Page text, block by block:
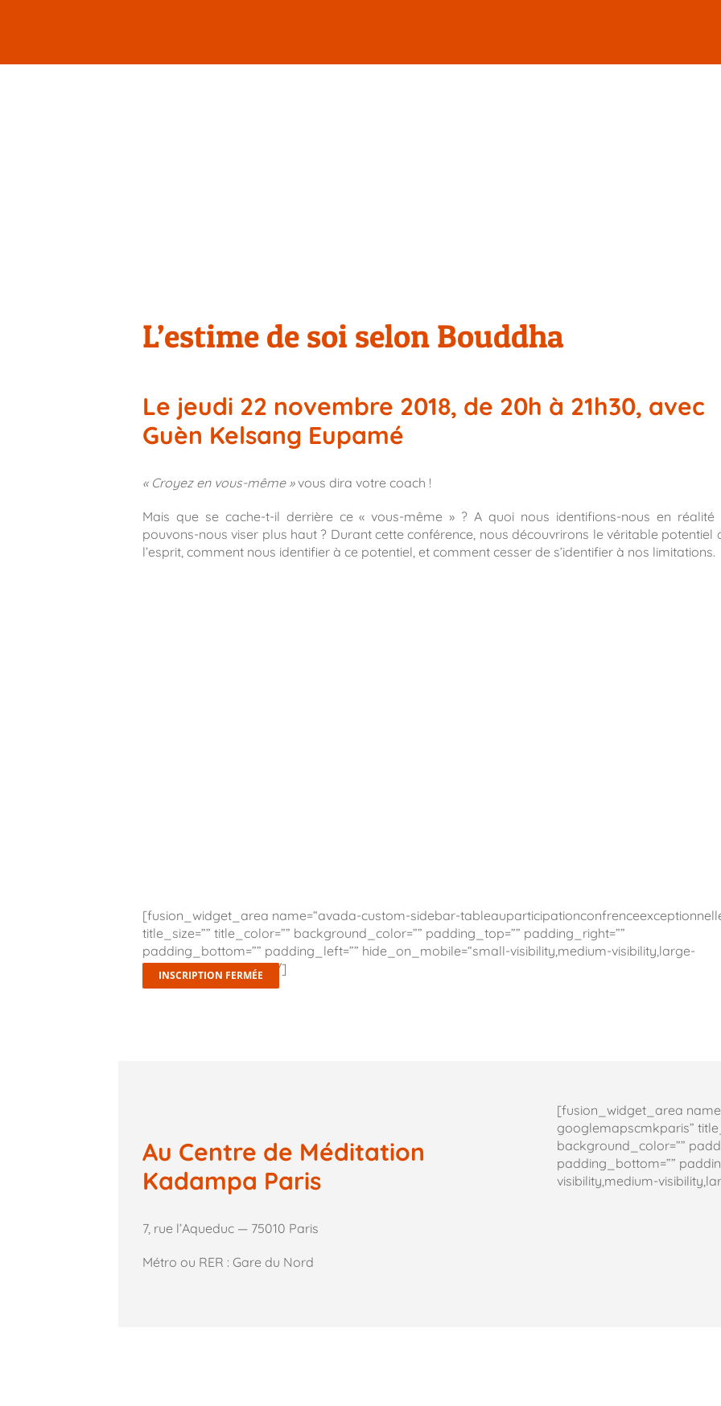
L’estime de soi selon Bouddha
Le jeudi 22 novembre 2018, de 20h à 21h30, avec
Guèn Kelsang Eupamé
« Croyez en vous-même »vous dira votre coach !
Mais que se cache-t-il derrière ce « vous-même » ? A quoi nous identifions-nous en réalité
pouvons-nous viser plus haut ? Durant cette conférence, nous découvrirons le véritable potentiel
l’esprit, comment nous identifier à ce potentiel, et comment cesser de s’identifier à nos limitations.
[fusion_widget_area name=“avada-custom-sidebar-
title_size=”” title_color=”” background_color=”” padding_top=”” padding_right=””
padding_bottom=”” padding_left=”” hide_on_mobile=“small-visibility,medium-visibility,large-
visibility” class=”” id=”” /]
INSCRIPTION FERMÉE
Au Centre de Méditation
Kadampa Paris
7, rue l’Aqueduc — 75010 Paris
Métro ou RER : Gare du Nord
[fusion_widget_area
googlemapscmkparis”
background_color=””
padding_bottom=””
visibility,medium-